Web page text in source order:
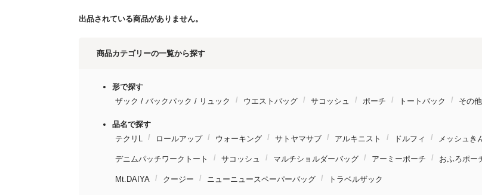
出品されている商品がありません。
商品カテゴリーの一覧から探す
形で探す
ザック / バックパック / リュック
ウエストバッグ サコッシュ ポーチ トートバック その他
品名で探す
テクリL
ロールアップ ウォーキング サトヤマサブ アルキニスト ドルフィ メッシュき
デニムパッチワークトート サコッシュ マルチショルダーバッグ アーミーポーチ おふろポー
Mt.DAIYA クージー ニューニュースペーパーバッグ トラベルザック